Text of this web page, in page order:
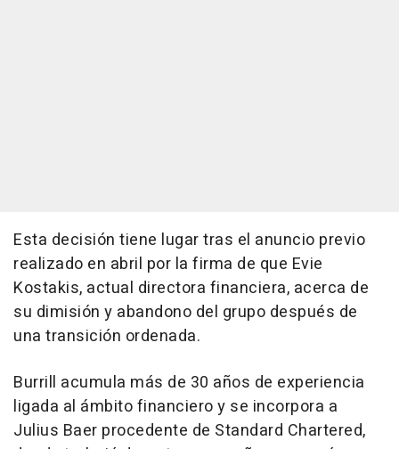
Esta decisión tiene lugar tras el anuncio previo
realizado en abril por la firma de que Evie
Kostakis, actual directora financiera, acerca de
su dimisión y abandono del grupo después de
una transición ordenada.
Burrill acumula más de 30 años de experiencia
ligada al ámbito financiero y se incorpora a
Julius Baer procedente de Standard Chartered,